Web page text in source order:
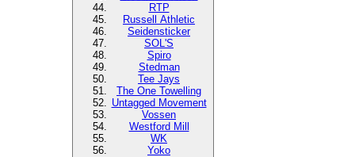
RTP
Russell Athletic
Seidensticker
SOL'S
Spiro
Stedman
Tee Jays
The One Towelling
Untagged Movement
Vossen
Westford Mill
WK
Yoko